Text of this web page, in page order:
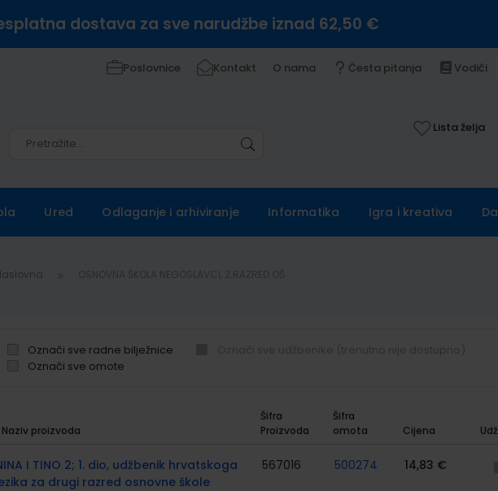
dostava za sve narudžbe iznad 62,50 €
Poslovnice Kontakt O nama Česta pitanja Vodiči
Lista želja
Ured Odlaganje i arhiviranje Informatika Igra i kreativa
Označi sve radne bilježnice
Označi sve omote
Naziv proizvoda
Šifra
Proizvoda
Šifra
omota
Cijena
I TINO 2; 1. dio, udžbenik hrvatskoga
za drugi razred osnovne škole
567016 500274 14,83 €